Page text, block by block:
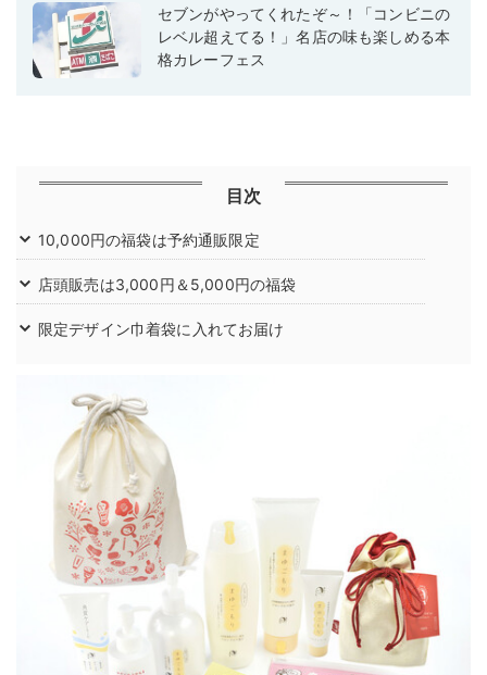
セブンがやってくれたぞ～！「コンビニの
レベル超えてる！」名店の味も楽しめる本
格カレーフェス
目次
10,000円の福袋は予約通販限定
店頭販売は3,000円＆5,000円の福袋
限定デザイン巾着袋に入れてお届け